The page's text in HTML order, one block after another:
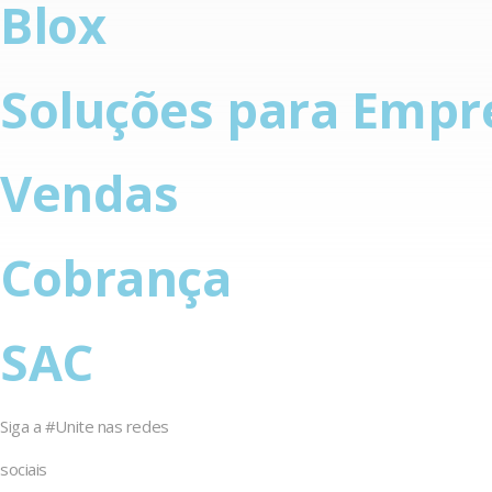
Blox
Soluções para
Vendas
Cobrança
SAC
Siga a #Unite nas redes
sociais